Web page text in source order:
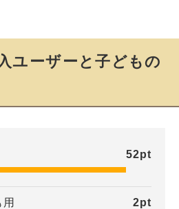
ユーザーと子どもの
52pt
2pt